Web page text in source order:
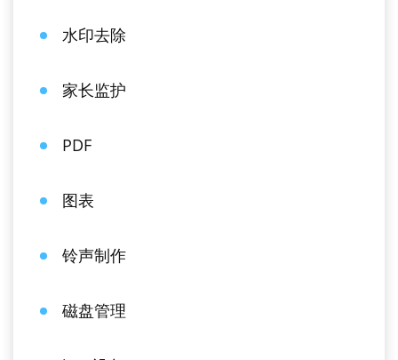
水印去除
家长监护
PDF
图表
铃声制作
磁盘管理